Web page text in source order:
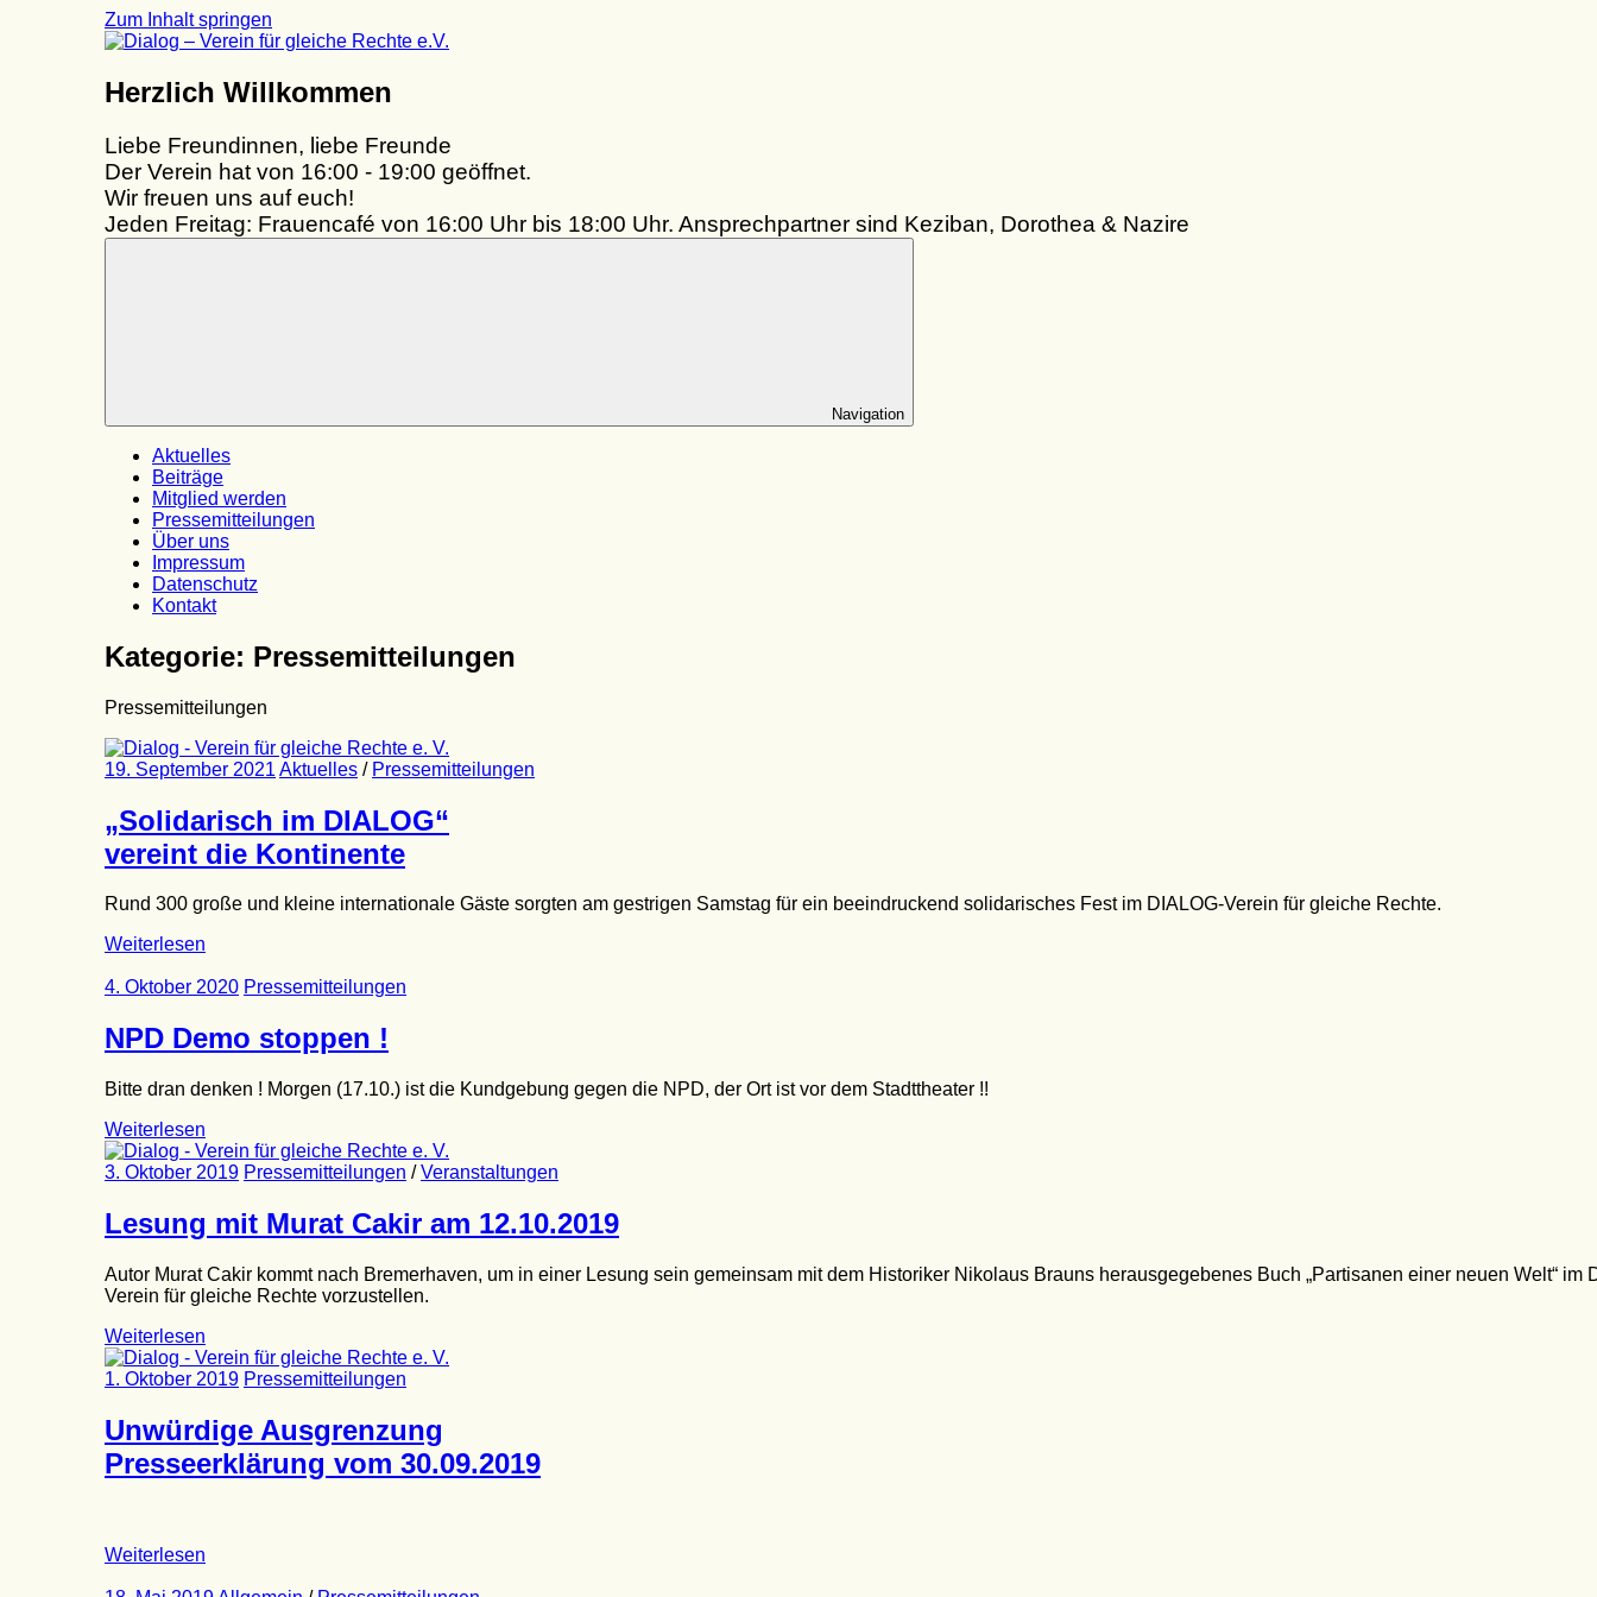
Zum Inhalt springen
Dialog
–
für
gleiche
Rechte
e.V.
Herzlich Willkommen
Liebe Freundinnen, liebe Freunde
Der Verein hat von 16:00 - 19:00 geöffnet.
Wir freuen uns auf euch!
Jeden Freitag: Frauencafé von 16:00 Uhr bis 18:00 Uhr. Ansprechpartner sind Keziban, Dorothea & Nazire
Navigation
Aktuelles
Beiträge
Mitglied werden
Pressemitteilungen
Über uns
Impressum
Datenschutz
Kontakt
Kategorie: Pressemitteilungen
Pressemitteilungen
19. September 2021 Aktuelles / Pressemitteilungen
„Solidarisch im DIALOG“
vereint die Kontinente
Rund 300 große und kleine internationale Gäste sorgten am gestrigen Samstag für ein beeindruckend solidarisches Fest im DIALOG-Verein für gleiche Rechte.
Weiterlesen
4. Oktober 2020 Pressemitteilungen
NPD Demo stoppen !
Bitte dran denken ! Morgen (17.10.) ist die Kundgebung gegen die NPD, der Ort ist vor dem Stadttheater !!
Weiterlesen
3. Oktober 2019 Pressemitteilungen /Veranstaltungen
Lesung mit Murat Cakir am 12.10.2019
Autor Murat Cakir kommt nach Bremerhaven, um in einer Lesung sein gemeinsam mit dem Historiker Nikolaus Brauns herausgegebenes Buch „Partisanen einer neuen Welt“ im
Verein für gleiche Rechte vorzustellen.
Weiterlesen
1. Oktober 2019 Pressemitteilungen
Unwürdige Ausgrenzung
Presseerklärung vom 30.09.2019
Weiterlesen